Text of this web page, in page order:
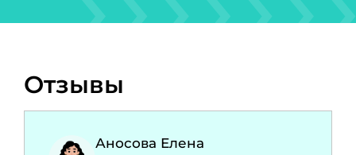
Отзывы
Аносова Елена